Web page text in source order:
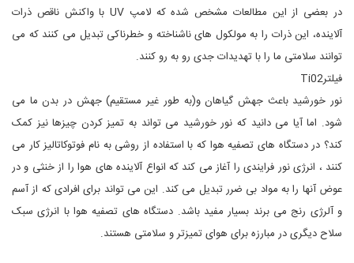
در بعضی از این مطالعات مشخص شده که لامپ UV با واکنش ناقص ذرات
آلاینده، این ذرات را به مولکول های ناشناخته و خطرناکی تبدیل می کنند که می
توانند سلامتی ما را با تهدیدات جدی رو به رو کنند.
فیلترTi02
نور خورشید باعث جهش گیاهان و(به طور غیر مستقیم) جهش در بدن ما می
شود. اما آیا می دانید که نور خورشید می تواند به تمیز کردن چیزها نیز کمک
کند؟ در دستگاه های تصفیه هوا که با استفاده از روشی به نام فوتوکاتالیز کار می
کنند ، انرژی نور فرایندی را آغاز می کند که انواع آلاینده های هوا را از خنثی و در
عوض آنها را به مواد بی ضرر تبدیل می کند. این می تواند برای افرادی که از آسم
و آلرژی رنج می برند بسیار مفید باشد. دستگاه های تصفیه هوا با انرژی سبک
سلاح دیگری در مبارزه برای هوای تمیزتر و سلامتی هستند.